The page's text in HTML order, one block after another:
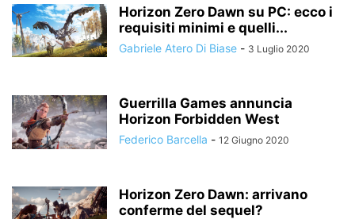
Horizon Zero Dawn su PC: ecco i
requisiti minimi e quelli...
Gabriele Atero Di Biase - 3 Luglio 2020
Guerrilla Games annuncia
Horizon Forbidden West
Federico Barcella - 12 Giugno 2020
Horizon Zero Dawn: arrivano
conferme del sequel?